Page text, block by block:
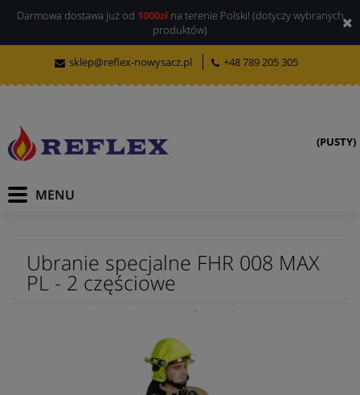
Darmowa dostawa już od 1000złna terenie Polski! (dotyczy wybranych
produktów)
sklep@reflex-nowysacz.pl +48 789 205 305
(PUSTY)
Ubranie specjalne FHR 008 MAX
PL - 2 częściowe